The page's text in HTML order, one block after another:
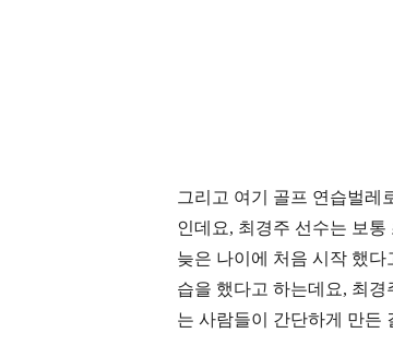
그리고 여기 골프 연습벌레
인데요, 최경주 선수는 보통
늦은 나이에 처음 시작 했다
습을 했다고 하는데요, 최경
는 사람들이 간단하게 만든